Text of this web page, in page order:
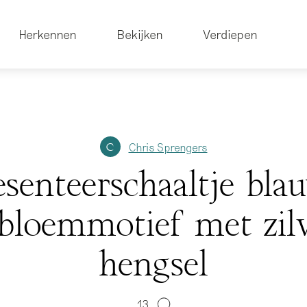
Herkennen Bekijken Verdiepen
C Chris Sprengers
met
hengsel
13